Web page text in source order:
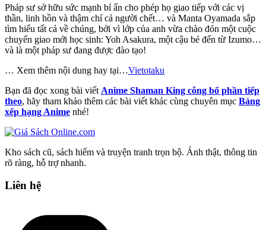
Pháp sư sở hữu sức mạnh bí ẩn cho phép họ giao tiếp với các vị
thần, linh hồn và thậm chí cả người chết… và Manta Oyamada sắp
tìm hiểu tất cả về chúng, bởi vì lớp của anh vừa chào đón một cuộc
chuyển giao mới học sinh: Yoh Asakura, một cậu bé đến từ Izumo…
và là một pháp sư đang được đào tạo!
… Xem thêm nội dung hay tại…Vietotaku
Bạn đã đọc xong bài viết Anime Shaman King công bố phần tiếp
theo, hãy tham khảo thêm các bài viết khác cùng chuyên mục Bảng
xếp hạng Anime nhé!
Kho sách cũ, sách hiếm và truyện tranh trọn bộ. Ảnh thật, thông tin
rõ ràng, hỗ trợ nhanh.
Liên hệ